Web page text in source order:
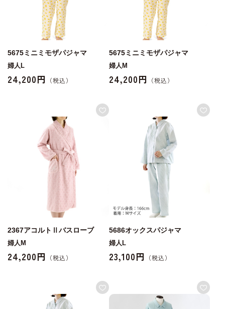
5675ミニミモザパジャマ
婦人L
24,200円
5675ミニミモザパジャマ
婦人M
24,200円
2367アコルトⅡバスローブ
婦人M
24,200円
5686オックスパジャマ
婦人L
23,100円